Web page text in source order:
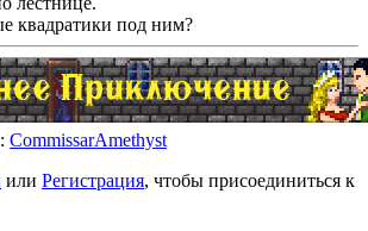
квадратики под ним?
CommissarAmethyst
или Регистрация, чтобы присоединиться к